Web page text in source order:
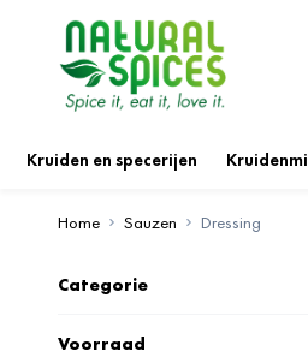
Kruiden en specerijen
Home Sauzen Dressing
Categorie
Voorraad